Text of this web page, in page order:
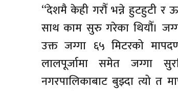
“देशमै केही गरौँ भन्ने हुटहुटी र
साथ काम सुरु गरेका थियौँ।
उक्त जग्गा ६५ मिटरको
लालपूर्जामा समेत जग्गा
नगरपालिकाबाट बुझ्दा त्यो त